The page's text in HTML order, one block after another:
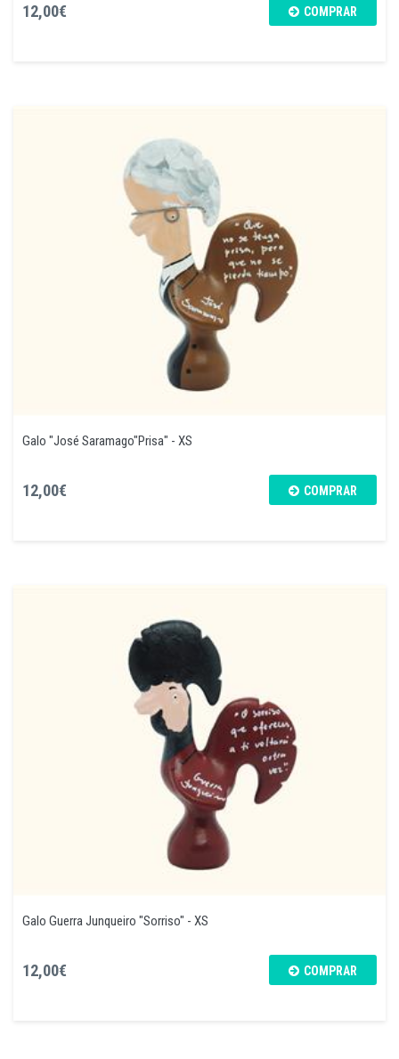
12,00€ COMPRAR
Galo "José Saramago"Prisa" - XS
12,00€ COMPRAR
Galo Guerra Junqueiro "Sorriso" - XS
12,00€ COMPRAR